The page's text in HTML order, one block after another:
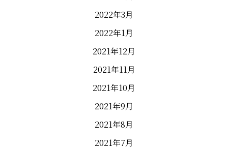
2022年3月
2022年1月
2021年12月
2021年11月
2021年10月
2021年9月
2021年8月
2021年7月